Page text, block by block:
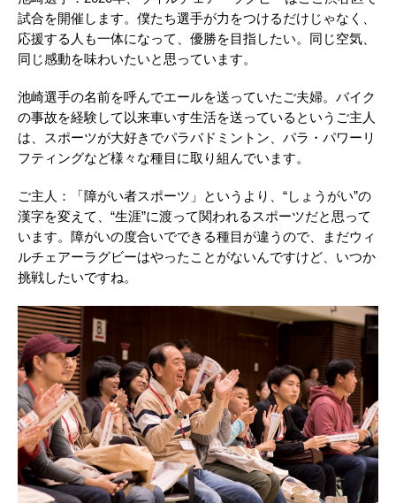
試合を開催します。僕たち選手が力をつけるだけじゃなく、
応援する人も一体になって、優勝を目指したい。同じ空気、
同じ感動を味わいたいと思っています。
池崎選手の名前を呼んでエールを送っていたご夫婦。バイク
の事故を経験して以来車いす生活を送っているというご主人
は、スポーツが大好きでパラバドミントン、パラ・パワーリ
フティングなど様々な種目に取り組んでいます。
ご主人：「障がい者スポーツ」というより、“しょうがい”の
漢字を変えて、“生涯”に渡って関われるスポーツだと思って
います。障がいの度合いでできる種目が違うので、まだウィ
ルチェアーラグビーはやったことがないんですけど、いつか
挑戦したいですね。